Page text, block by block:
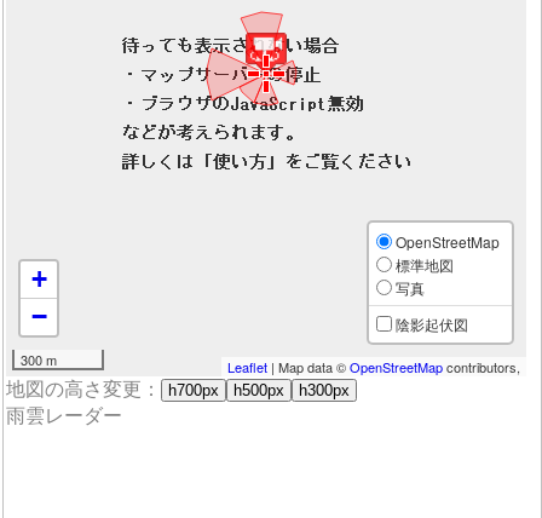
+
−
300 m
OpenStreetMap
標準地図
写真
陰影起伏図
Leaflet | Map data ©OpenStreetMapcontributors,
地図の高さ変更： h700px h500px h300px
雨雲レーダー